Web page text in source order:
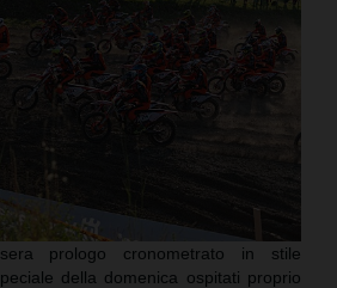
prologo cronometrato in stile
della domenica ospitati proprio